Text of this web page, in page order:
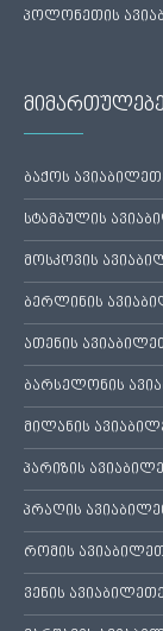
პოლონეთის
ბაქოს
სტამბულის
მოსკოვის
ბერლინის
ათენის
ბარსელონის
მილანის
პარიზის
პრაღის
რომის
ვენის